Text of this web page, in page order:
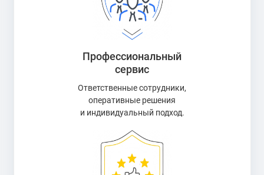
Профессиональный
сервис
Ответственные сотрудники,
оперативные решения
и индивидуальный подход.